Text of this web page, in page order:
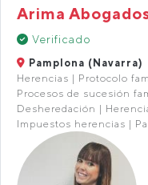
Arima
Verificado
Pamplona (Navarra)
Herencias | Protocolo
Procesos de sucesión
Desheredación |
Impuestos herencias |